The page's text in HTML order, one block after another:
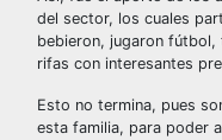
del sector, los cuales
bebieron, jugaron
rifas con interesantes
Esto no termina, pues
esta familia, para poder